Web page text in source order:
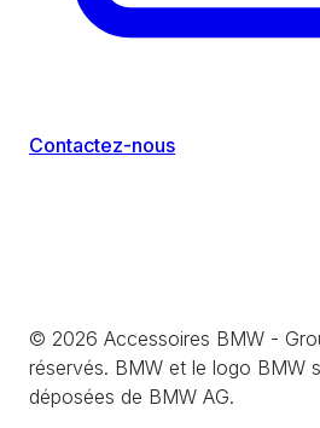
Contactez-nous
© 2026 Accessoires BMW -
réservés. BMW et le logo BMW
déposées de BMW AG.